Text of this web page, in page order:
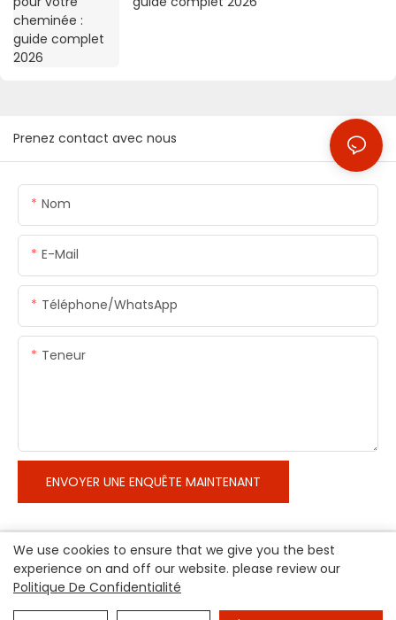
Prenez contact avec nous
Nom
E-Mail
Téléphone/WhatsApp
Teneur
ENVOYER UNE ENQUÊTE MAINTENANT
Copyright © 2026 Hangzhou Shinepoch Technology Co., Ltd
We use cookies to ensure that we give you the best
experience on and off our website. please review our
Politique De Confidentialité